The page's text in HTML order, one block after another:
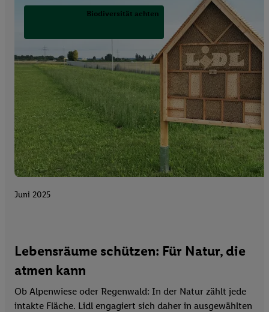
Biodiversität achten
Juni 2025
Lebensräume schützen: Für Natur, die
atmen kann
Ob Alpenwiese oder Regenwald: In der Natur zählt jede
intakte Fläche. Lidl engagiert sich daher in ausgewählten